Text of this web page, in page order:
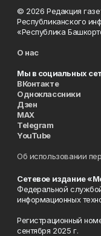
© 2026 Редакция
Республиканского
«Республика
О нас
Мы в социальных
ВКонтакте
Одноклассники
Дзен
MAX
Telegram
YouTube
Об использовании
Сетевое издание
Федеральной
информационных
Регистрационный
сентября 2025 г.